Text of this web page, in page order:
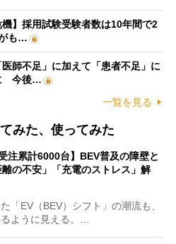
機】採用試験受験者数は10年間で2
も…
医師不足」に加えて「患者不足」に
今後…
一覧を見る
みた、使ってみた
注累計6000台】BEV普及の障壁と
の不安」「充電のストレス」解
「EV（BEV）シフト」の潮流も、
ように見える。…